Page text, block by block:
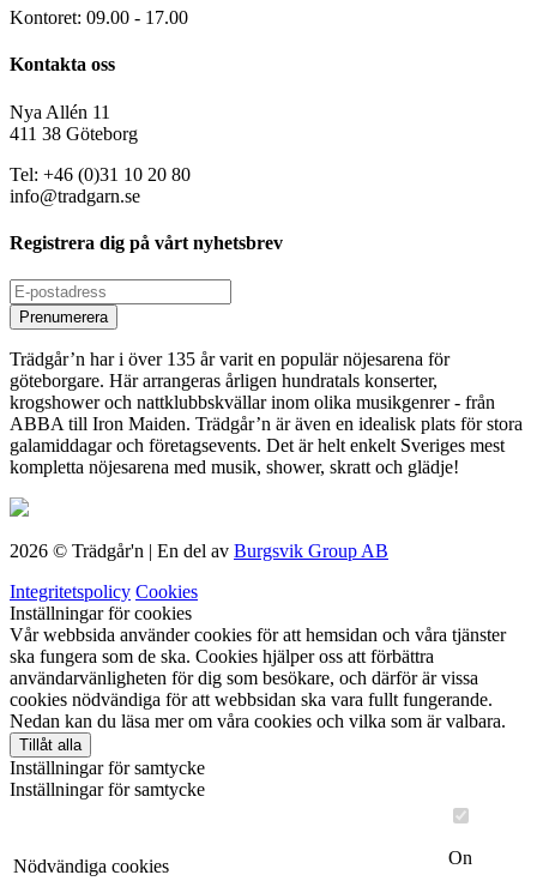
Kontoret: 09.00 - 17.00
Kontakta oss
Nya Allén 11
411 38 Göteborg
Tel: +46 (0)31 10 20 80
info@tradgarn.se
Registrera dig på vårt nyhetsbrev
Trädgår’n har i över 135 år varit en populär nöjesarena för
göteborgare. Här arrangeras årligen hundratals konserter,
krogshower och nattklubbskvällar inom olika musikgenrer - från
ABBA till Iron Maiden. Trädgår’n är även en idealisk plats för stora
galamiddagar och företagsevents. Det är helt enkelt Sveriges mest
kompletta nöjesarena med musik, shower, skratt och glädje!
2026 © Trädgår'n | En del av Burgsvik Group AB
Integritetspolicy Cookies
Inställningar för cookies
Vår webbsida använder cookies för att hemsidan och våra tjänster
ska fungera som de ska. Cookies hjälper oss att förbättra
användarvänligheten för dig som besökare, och därför är vissa
cookies nödvändiga för att webbsidan ska vara fullt fungerande.
Nedan kan du läsa mer om våra cookies och vilka som är valbara.
Tillåt alla
Inställningar för samtycke
Inställningar för samtycke
Nödvändiga cookies
On